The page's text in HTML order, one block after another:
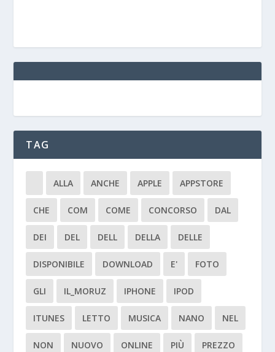
TAG
ALLA ANCHE APPLE APPSTORE
CHE COM COME CONCORSO DAL
DEI DEL DELL DELLA DELLE
DISPONIBILE DOWNLOAD E' FOTO
GLI IL_MORUZ IPHONE IPOD
ITUNES LETTO MUSICA NANO NEL
NON NUOVO ONLINE PIÙ PREZZO